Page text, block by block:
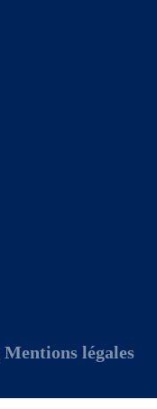
Mentions légales